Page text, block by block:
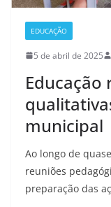
EDUCAÇÃO
5 de abril de 2025
Educação
municipal
Ao longo de
reuniões
preparação das